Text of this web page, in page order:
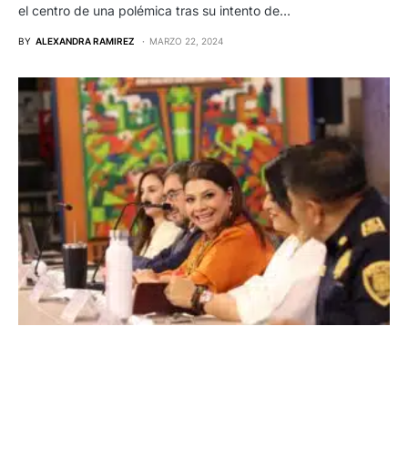
el centro de una polémica tras su intento de…
BY ALEXANDRA RAMIREZ MARZO 22, 2024